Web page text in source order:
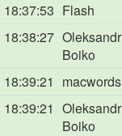
18:37:53 Flash
18:38:27 Oleksandr
Boiko
18:39:21 macwords
18:39:21 Oleksandr
Boiko